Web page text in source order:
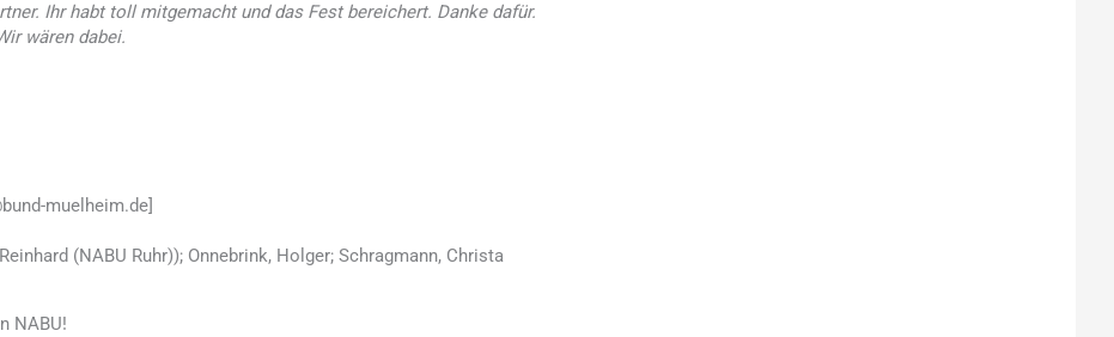
Ihr habt toll mitgemacht und das Fest bereichert. Danke dafür.
wären dabei.
muelheim.de]
(NABU Ruhr)); Onnebrink, Holger; Schragmann, Christa
NABU!